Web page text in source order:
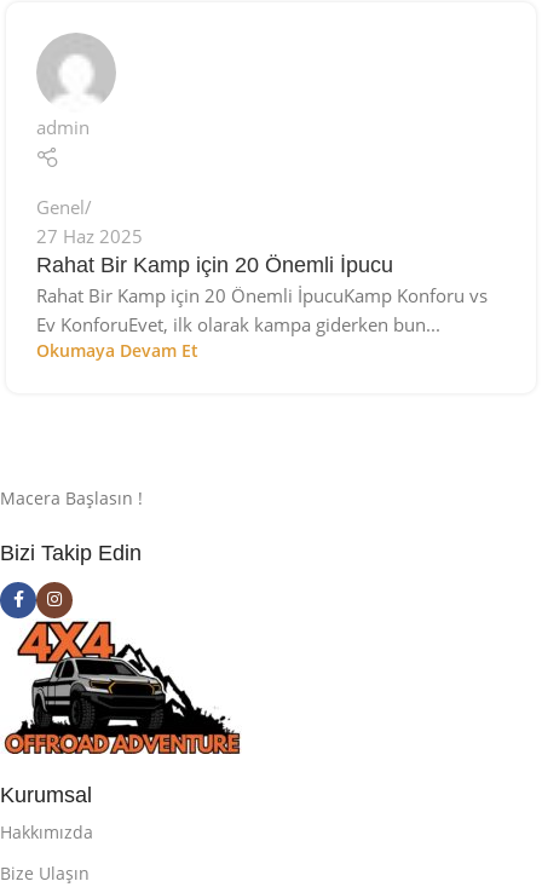
admin
Genel
27 Haz 2025
Rahat Bir Kamp için 20 Önemli İpucu
Rahat Bir Kamp için 20 Önemli İpucuKamp Konforu vs
Ev KonforuEvet, ilk olarak kampa giderken bun...
Okumaya Devam Et
Macera Başlasın !
Bizi Takip Edin
Kurumsal
Hakkımızda
Bize Ulaşın